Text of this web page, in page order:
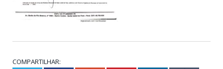
COMPARTILHAR: